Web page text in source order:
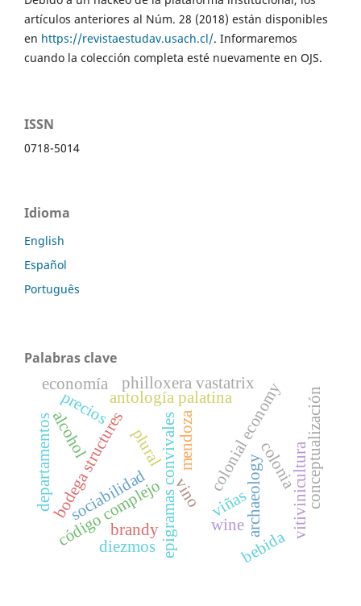
artículos anteriores al Núm. 28 (2018) están disponibles
en https://revistaestudav.usach.cl/. Informaremos
cuando la colección completa esté nuevamente en OJS.
ISSN
0718-5014
Idioma
English
Español
Português
Palabras clave
epigramas convivales
antología palatina
vino
código complejo
plural
wine
brandy
bodega structures colonial economy
archaeologycolonia
precios
economía
vitivinicultura
diezmos
mendoza
departamentos viñas
philloxera vastatrix
conceptualización
sociabilidad
bebida
alcohol